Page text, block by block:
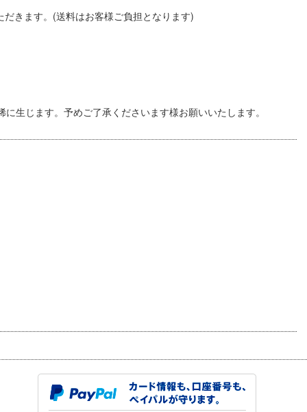
きます。(送料はお客様ご負担となります)
生じます。予めご了承くださいます様お願いいたします。